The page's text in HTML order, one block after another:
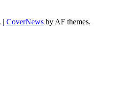
| CoverNews by AF themes.